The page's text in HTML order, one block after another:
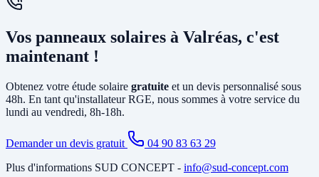
solution la plus rentable selon votre profil de consommation.
En général, non. L'installation photovoltaïque nécessite
existant et le tirage de câbles DC depuis la toiture. Si votre tableau
est ancien ou sous-dimensionné, une mise à jour partielle peut être
nécessaire. Notre étude gratuite à Valréas identifie tous les travaux
Vos panneaux solaires à Valréas, c'est
maintenant !
Obtenez votre étude solaire gratuite et un devis personnalisé sous
48h. En tant qu'installateur RGE, nous sommes à votre service du
lundi au vendredi, 8h-18h.
Demander un devis gratuit
04 90 83 63 29
Plus d'informations SUD CONCEPT - info@sud-concept.com